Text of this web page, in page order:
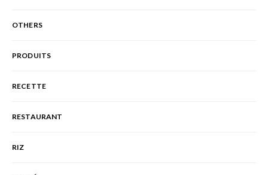
OTHERS
PRODUITS
RECETTE
RESTAURANT
RIZ